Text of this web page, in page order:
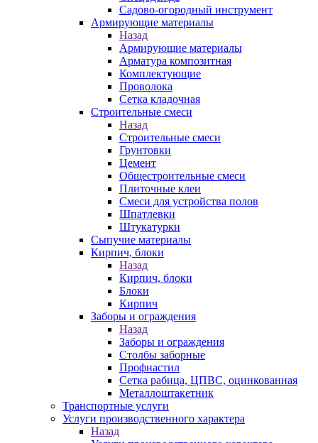
Садово-огородный инструмент
Армирующие материалы
Назад
Армирующие материалы
Арматура композитная
Комплектующие
Проволока
Сетка кладочная
Строительные смеси
Назад
Строительные смеси
Грунтовки
Цемент
Общестроительные смеси
Плиточные клеи
Смеси для устройства полов
Шпатлевки
Штукатурки
Сыпучие материалы
Кирпич, блоки
Назад
Кирпич, блоки
Блоки
Кирпич
Заборы и ограждения
Назад
Заборы и ограждения
Столбы заборные
Профнастил
Сетка рабица, ЦПВС, оцинкованная
Металлоштакетник
Транспортные услуги
Услуги производственного характера
Назад